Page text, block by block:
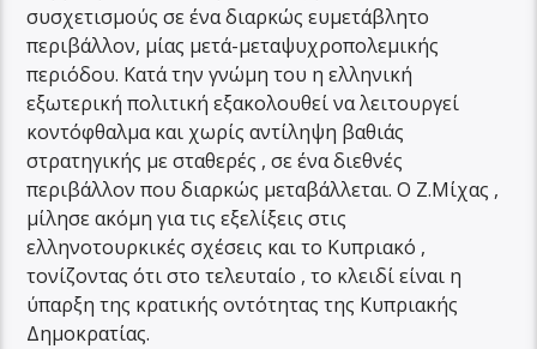
συσχετισμούς σε ένα διαρκώς ευμετάβλητο
περιβάλλον, μίας μετά-μεταψυχροπολεμικής
περιόδου. Κατά την γνώμη του η ελληνική
εξωτερική πολιτική εξακολουθεί να λειτουργεί
κοντόφθαλμα και χωρίς αντίληψη βαθιάς
στρατηγικής με σταθερές , σε ένα διεθνές
περιβάλλον που διαρκώς μεταβάλλεται. Ο Ζ.Μίχας ,
μίλησε ακόμη για τις εξελίξεις στις
ελληνοτουρκικές σχέσεις και το Κυπριακό ,
τονίζοντας ότι στο τελευταίο , το κλειδί είναι η
ύπαρξη της κρατικής οντότητας της Κυπριακής
Δημοκρατίας.